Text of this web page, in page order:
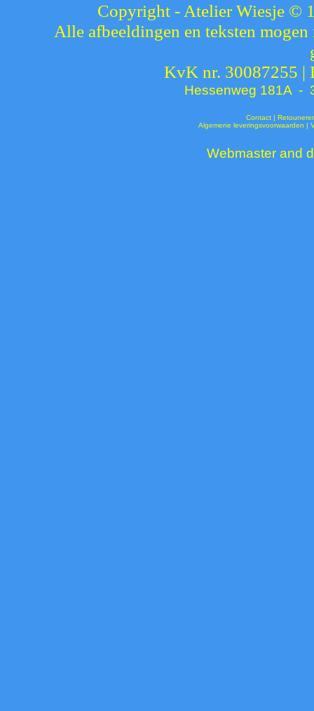
Copyright - Atelier Wiesje ©
Alle afbeeldingen en teksten
KvK nr. 30087255 |
Hessenweg 181A -
Contact|
Algemene leveringsvoorwaarden |
Webmaster and